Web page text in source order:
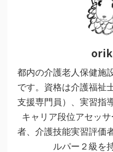
都内の介護老人保健施
です。資格は介護福祉
支援専門員）、実習指
キャリア段位アセッ
者、介護技能実習評価
ルパー２級を